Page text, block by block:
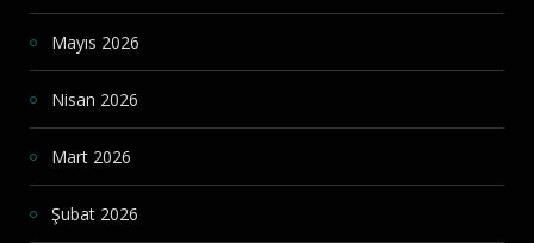
Mayıs 2026
Nisan 2026
Mart 2026
Şubat 2026